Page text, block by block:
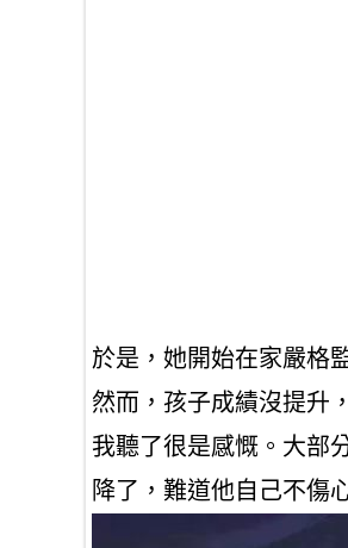
於是，她開始在家嚴格
然而，孩子成績沒提升
我聽了很是感慨。大部
降了，難道他自己不傷